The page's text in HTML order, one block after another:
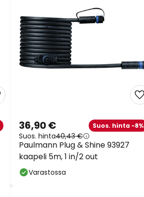
Paulmann Plug & Shine 93927
kaapeli 5m, 1 in/2 out
36,90 € Suos. hinta -8%
Suos. hinta40,43 €
Varastossa